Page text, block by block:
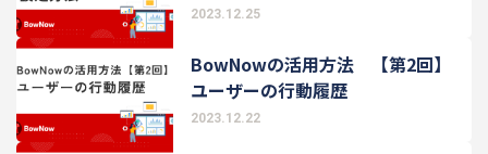
2023.12.25
BowNowの活用方法 【第2回】
ユーザーの行動履歴
2023.12.22